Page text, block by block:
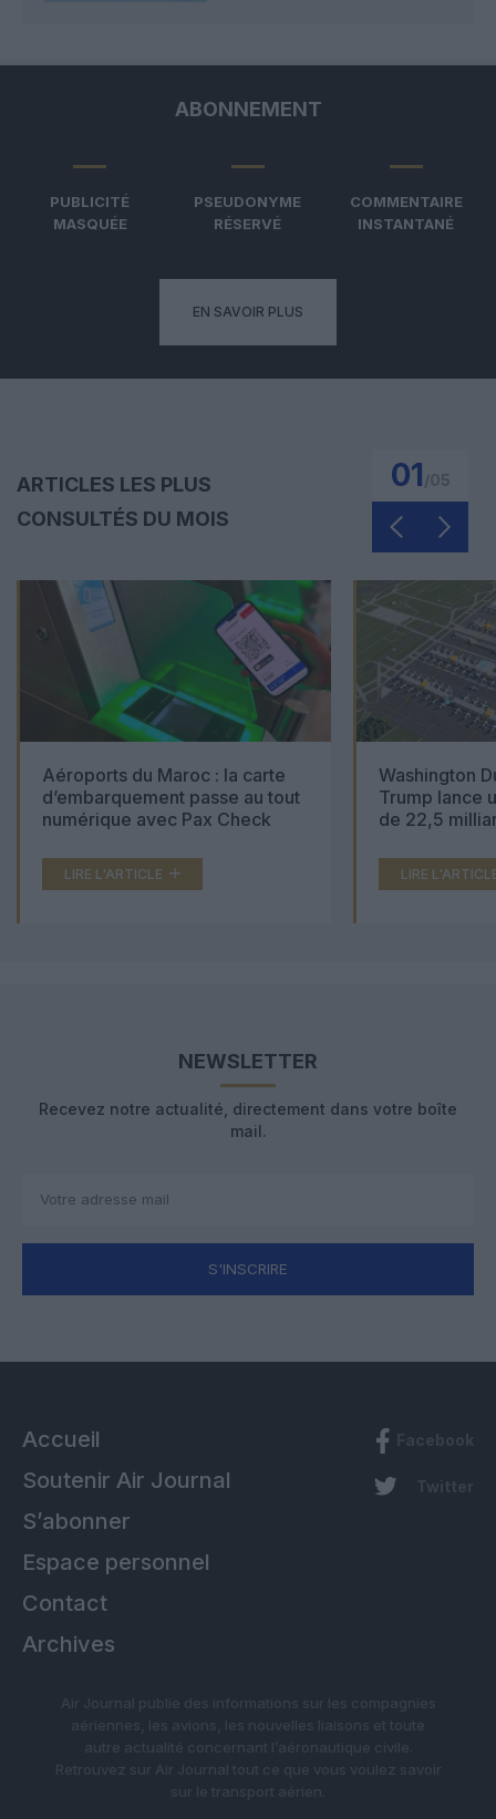
ABONNEMENT
PUBLICITÉ
MASQUÉE
PSEUDONYME
RÉSERVÉ
COMMENTAIRE
INSTANTANÉ
EN SAVOIR PLUS
ARTICLES LES PLUS
CONSULTÉS DU MOIS
01
Aéroports du Maroc : la carte
d’embarquement passe au tout
numérique avec Pax Check
LIRE L'ARTICLE
Washington
Trump lance
de 22,5
LIRE
NEWSLETTER
Recevez notre actualité, directement dans votre boîte
mail.
S'INSCRIRE
Accueil
Soutenir Air Journal
S’abonner
Espace personnel
Contact
Archives